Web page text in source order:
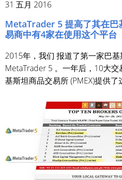
31 五月 2016
MetaTrader 5 提高了其在巴
易商中有4家在使用这个平台
2015年，我们 报道了第一家巴
MetaTrader 5 。一年后，10大
基斯坦商品交易所 (PMEX)提供了